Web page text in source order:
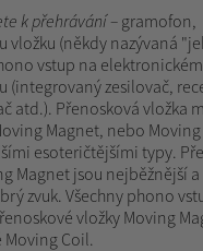
k přehrávání – gramofon,
vložku (někdy nazývaná
vstup na elektronickém
(integrovaný zesilovač,
atd.). Přenosková vložka
Magnet, nebo
esoteričtějšími typy.
Magnet jsou nejběžnější
zvuk. Všechny phono
vložky Moving
Moving Coil.